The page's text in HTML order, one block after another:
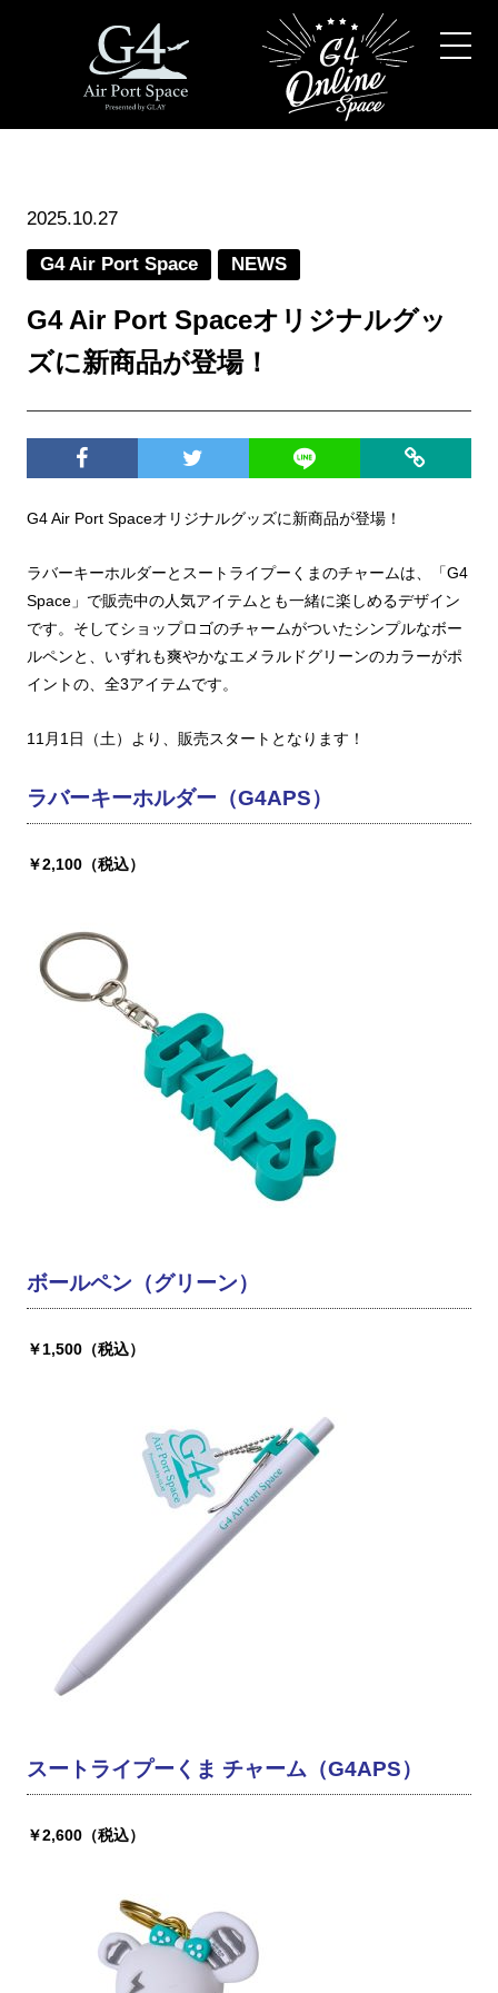
2025.10.27
G4 Air Port Space NEWS
G4 Air Port Spaceオリジナルグッ
ズに新商品が登場！
G4 Air Port Spaceオリジナルグッズに新商品が登場！
ラバーキーホルダーとスートライプーくまのチャームは、「G4
Space」で販売中の人気アイテムとも一緒に楽しめるデザイン
です。そしてショップロゴのチャームがついたシンプルなボー
ルペンと、いずれも爽やかなエメラルドグリーンのカラーがポ
イントの、全3アイテムです。
11月1日（土）より、販売スタートとなります！
ラバーキーホルダー（G4APS）
￥2,100（税込）
ボールペン（グリーン）
￥1,500（税込）
スートライプーくま チャーム（G4APS）
￥2,600（税込）